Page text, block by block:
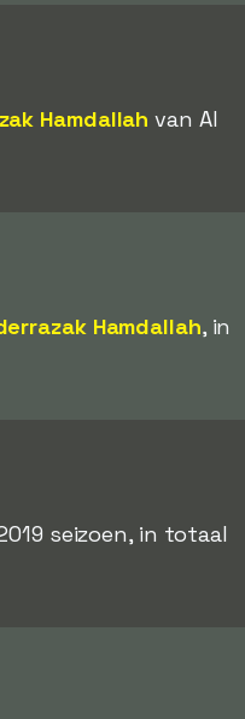
Hamdallah van Al
Hamdallah, in
seizoen, in totaal